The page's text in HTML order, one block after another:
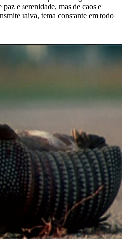
e serenidade, mas de caos e
raiva, tema constante em todo